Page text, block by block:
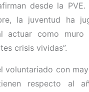
desde la PVE.
la juventud ha
actuar como muro
crisis vividas”.
voluntariado con
respecto al